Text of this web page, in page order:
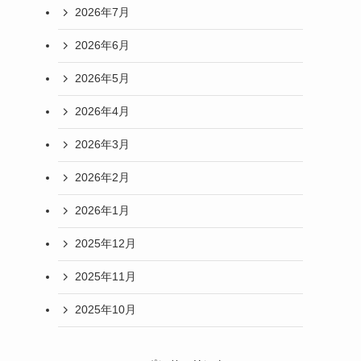
2026年7月
2026年6月
2026年5月
2026年4月
2026年3月
2026年2月
2026年1月
2025年12月
2025年11月
2025年10月